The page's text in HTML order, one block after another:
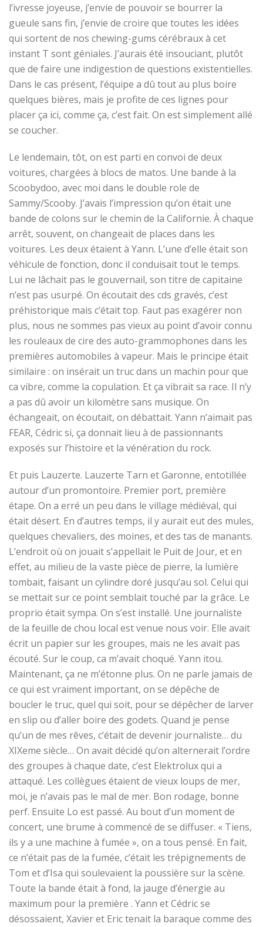
l’ivresse joyeuse, j’envie de pouvoir se bourrer la
gueule sans fin, j’envie de croire que toutes les idées
qui sortent de nos chewing-gums cérébraux à cet
instant T sont géniales. J’aurais été insouciant, plutôt
que de faire une indigestion de questions existentielles.
Dans le cas présent, l’équipe a dû tout au plus boire
quelques bières, mais je profite de ces lignes pour
placer ça ici, comme ça, c’est fait. On est simplement allé
se coucher.
Le lendemain, tôt, on est parti en convoi de deux
voitures, chargées à blocs de matos. Une bande à la
Scoobydoo, avec moi dans le double role de
Sammy/Scooby. J’avais l’impression qu’on était une
bande de colons sur le chemin de la Californie. À chaque
arrêt, souvent, on changeait de places dans les
voitures. Les deux étaient à Yann. L’une d’elle était son
véhicule de fonction, donc il conduisait tout le temps.
Lui ne lâchait pas le gouvernail, son titre de capitaine
n’est pas usurpé. On écoutait des cds gravés, c’est
préhistorique mais c’était top. Faut pas exagérer non
plus, nous ne sommes pas vieux au point d’avoir connu
les rouleaux de cire des auto-grammophones dans les
premières automobiles à vapeur. Mais le principe était
similaire : on insérait un truc dans un machin pour que
ca vibre, comme la copulation. Et ça vibrait sa race. Il n’y
a pas dû avoir un kilomètre sans musique. On
échangeait, on écoutait, on débattait. Yann n’aimait pas
FEAR, Cédric si, ça donnait lieu à de passionnants
exposés sur l’histoire et la vénération du rock.
Et puis Lauzerte. Lauzerte Tarn et Garonne, entotillée
autour d’un promontoire. Premier port, première
étape. On a erré un peu dans le village médiéval, qui
était désert. En d’autres temps, il y aurait eut des mules,
quelques chevaliers, des moines, et des tas de manants.
L’endroit où on jouait s’appellait le Puit de Jour, et en
effet, au milieu de la vaste pièce de pierre, la lumière
tombait, faisant un cylindre doré jusqu’au sol. Celui qui
se mettait sur ce point semblait touché par la grâce. Le
proprio était sympa. On s’est installé. Une journaliste
de la feuille de chou local est venue nous voir. Elle avait
écrit un papier sur les groupes, mais ne les avait pas
écouté. Sur le coup, ca m’avait choqué. Yann itou.
Maintenant, ça ne m’étonne plus. On ne parle jamais de
ce qui est vraiment important, on se dépêche de
boucler le truc, quel qui soit, pour se dépêcher de larver
en slip ou d’aller boire des godets. Quand je pense
qu’un de mes rêves, c’était de devenir journaliste… du
XIXeme siècle… On avait décidé qu’on alternerait l’ordre
des groupes à chaque date, c’est Elektrolux qui a
attaqué. Les collègues étaient de vieux loups de mer,
moi, je n’avais pas le mal de mer. Bon rodage, bonne
perf. Ensuite Lo est passé. Au bout d’un moment de
concert, une brume à commencé de se diffuser. « Tiens,
ils y a une machine à fumée », on a tous pensé. En fait,
ce n’était pas de la fumée, c’était les trépignements de
Tom et d’Isa qui soulevaient la poussière sur la scène.
Toute la bande était à fond, la jauge d’énergie au
maximum pour la première . Yann et Cédric se
désossaient, Xavier et Eric tenait la baraque comme des